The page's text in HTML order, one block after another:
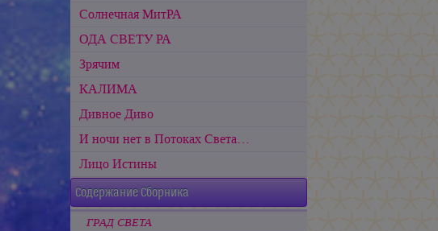
Cолнечная МитРА
ОДА СВЕТУ РА
Зрячим
КАЛИМА
Дивное Диво
И ночи нет в Потоках Света…
Лицо Истины
Содержание Сборника
ГРАД СВЕТА